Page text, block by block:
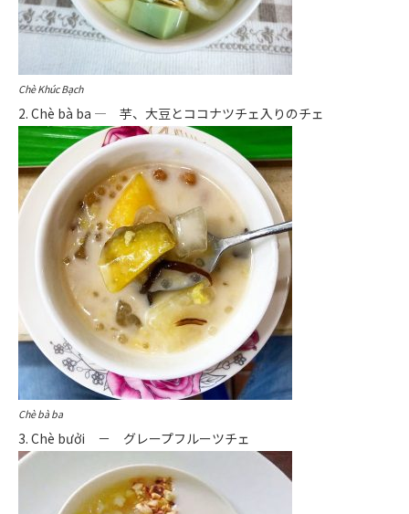
Chè Khúc Bạch
2. Chè bà ba ― 芋、大豆とココナツチェ入りのチェ
Chè bà ba
3. Chè bưởi － グレープフルーツチェ